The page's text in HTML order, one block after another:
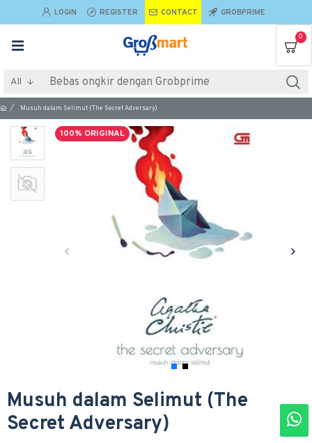
LOGIN REGISTER CONTACT GROBPRIME
0
All
Musuh dalam Selimut (The Secret Adversary)
100% ORIGINAL
Musuh dalam Selimut (The
Secret Adversary)